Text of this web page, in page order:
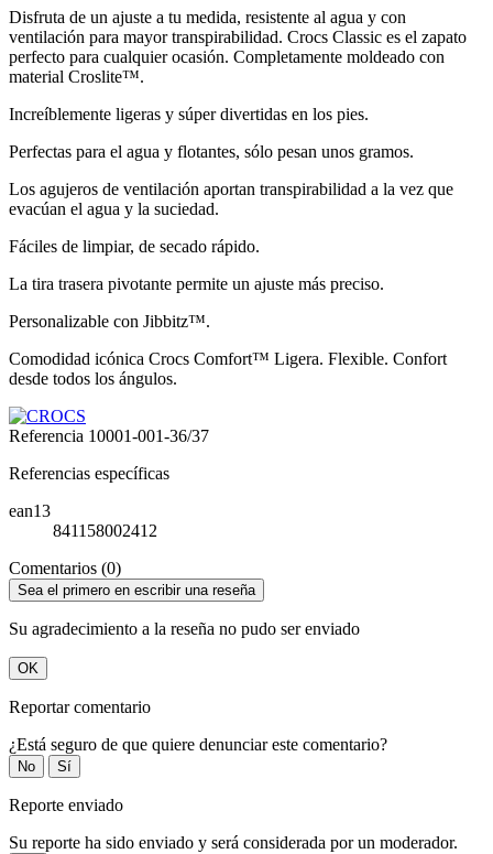
Disfruta de un ajuste a tu medida, resistente al agua y con
ventilación para mayor transpirabilidad. Crocs Classic es el zapato
perfecto para cualquier ocasión. Completamente moldeado con
material Croslite™.
Increíblemente ligeras y súper divertidas en los pies.
Perfectas para el agua y flotantes, sólo pesan unos gramos.
Los agujeros de ventilación aportan transpirabilidad a la vez que
evacúan el agua y la suciedad.
Fáciles de limpiar, de secado rápido.
La tira trasera pivotante permite un ajuste más preciso.
Personalizable con Jibbitz™.
Comodidad icónica Crocs Comfort™ Ligera. Flexible. Confort
desde todos los ángulos.
Referencia 10001-001-36/37
Referencias específicas
ean13
841158002412
Comentarios (0)
Sea el primero en escribir una reseña
Su agradecimiento a la reseña no pudo ser enviado
OK
Reportar comentario
¿Está seguro de que quiere denunciar este comentario?
No Sí
Reporte enviado
Su reporte ha sido enviado y será considerada por un moderador.